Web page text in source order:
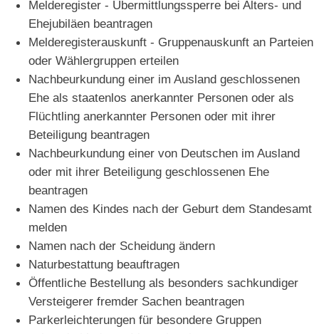
Melderegister - Übermittlungssperre bei Alters- und
Ehejubiläen beantragen
Melderegisterauskunft - Gruppenauskunft an Parteien
oder Wählergruppen erteilen
Nachbeurkundung einer im Ausland geschlossenen
Ehe als staatenlos anerkannter Personen oder als
Flüchtling anerkannter Personen oder mit ihrer
Beteiligung beantragen
Nachbeurkundung einer von Deutschen im Ausland
oder mit ihrer Beteiligung geschlossenen Ehe
beantragen
Namen des Kindes nach der Geburt dem Standesamt
melden
Namen nach der Scheidung ändern
Naturbestattung beauftragen
Öffentliche Bestellung als besonders sachkundiger
Versteigerer fremder Sachen beantragen
Parkerleichterungen für besondere Gruppen